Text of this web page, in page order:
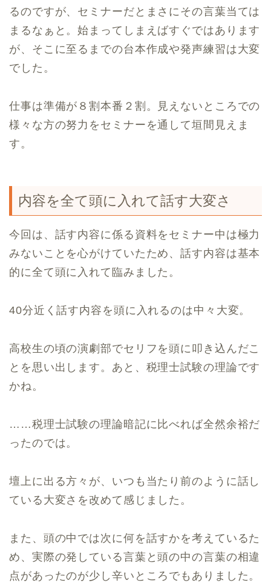
るのですが、セミナーだとまさにその言葉当ては
まるなぁと。始まってしまえばすぐではあります
が、そこに至るまでの台本作成や発声練習は大変
でした。
仕事は準備が８割本番２割。見えないところでの
様々な方の努力をセミナーを通して垣間見えま
す。
内容を全て頭に入れて話す大変さ
今回は、話す内容に係る資料をセミナー中は極力
みないことを心がけていたため、話す内容は基本
的に全て頭に入れて臨みました。
40分近く話す内容を頭に入れるのは中々大変。
高校生の頃の演劇部でセリフを頭に叩き込んだこ
とを思い出します。あと、税理士試験の理論です
かね。
……税理士試験の理論暗記に比べれば全然余裕だ
ったのでは。
壇上に出る方々が、いつも当たり前のように話し
ている大変さを改めて感じました。
また、頭の中では次に何を話すかを考えているた
め、実際の発している言葉と頭の中の言葉の相違
点があったのが少し辛いところでもありました。